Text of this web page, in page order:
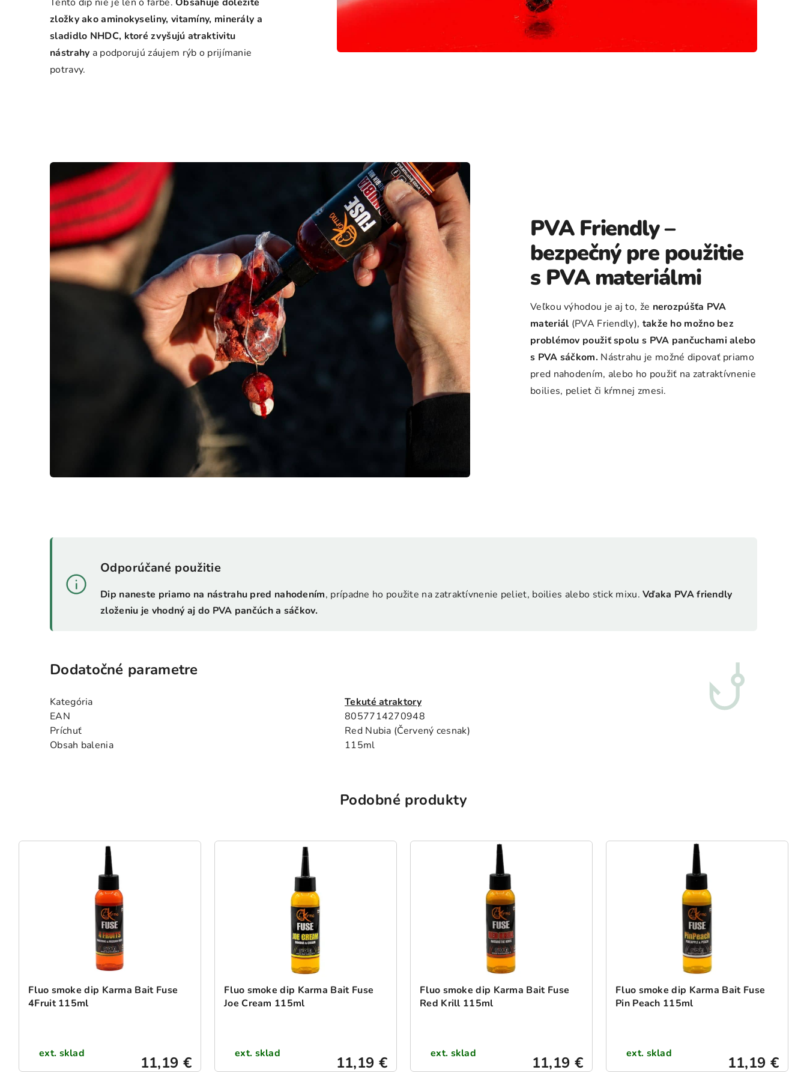
zložky ako aminokyseliny, vitamíny, minerály a
sladidlo NHDC, ktoré zvyšujú atraktivitu
nástrahy a podporujú záujem rýb o prijímanie
potravy.
PVA Friendly –
bezpečný pre použitie
s PVA materiálmi
Veľkou výhodou je aj to, že nerozpúšťa PVA
materiál (PVA Friendly), takže ho možno bez
problémov použiť spolu s PVA pančuchami alebo
s PVA sáčkom. Nástrahu je možné dipovať priamo
pred nahodením, alebo ho použiť na zatraktívnenie
boilies, peliet či kŕmnej zmesi.
Odporúčané použitie
Dip naneste priamo na nástrahu pred nahodením, prípadne ho použite na zatraktívnenie peliet, boilies alebo stick mixu.Vďaka PVA friendly
zloženiu je vhodný aj do PVA pančúch a sáčkov.
Dodatočné parametre
Kategória
Tekuté atraktory
EAN
8057714270948
Príchuť
Red Nubia (Červený cesnak)
Obsah balenia
115ml
Podobné produkty
Fluo smoke dip Karma Bait Fuse
4Fruit 115ml
ext. sklad 11,19 €
Fluo smoke dip Karma Bait Fuse
Joe Cream 115ml
ext. sklad 11,19 €
Fluo smoke dip Karma Bait Fuse
Red Krill 115ml
ext. sklad 11,19 €
Fluo smoke dip Karma Bait Fuse
Pin Peach 115ml
ext. sklad 11,19 €